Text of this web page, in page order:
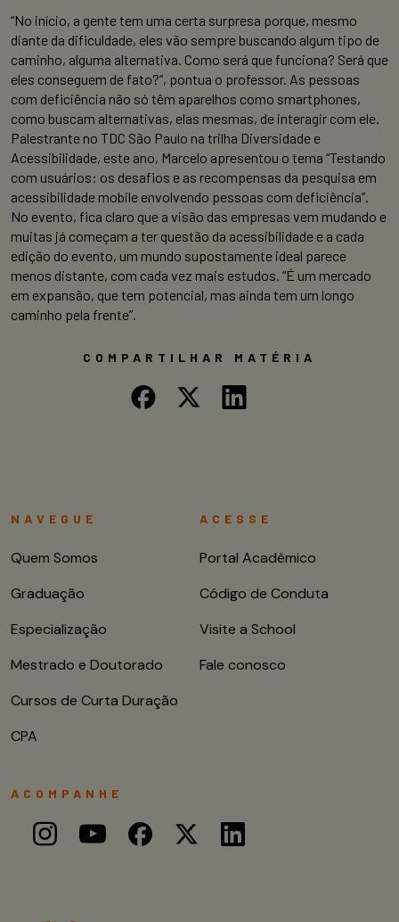
“No início, a gente tem uma certa surpresa porque, mesmo
diante da dificuldade, eles vão sempre buscando algum tipo de
caminho, alguma alternativa. Como será que funciona? Será que
eles conseguem de fato?”, pontua o professor. As pessoas
com deficiência não só têm aparelhos como smartphones,
como buscam alternativas, elas mesmas, de interagir com ele.
Palestrante no TDC São Paulo na trilha Diversidade e
Acessibilidade, este ano, Marcelo apresentou o tema “Testando
com usuários: os desafios e as recompensas da pesquisa em
acessibilidade mobile envolvendo pessoas com deficiência”.
No evento, fica claro que a visão das empresas vem mudando e
muitas já começam a ter questão da acessibilidade e a cada
edição do evento, um mundo supostamente ideal parece
menos distante, com cada vez mais estudos. “É um mercado
em expansão, que tem potencial, mas ainda tem um longo
caminho pela frente”.
COMPARTILHAR MATÉRIA
NAVEGUE
Quem Somos
Graduação
Especialização
Mestrado e Doutorado
Cursos de Curta Duração
CPA
ACESSE
Portal Acadêmico
Código de Conduta
Visite a School
Fale conosco
ACOMPANHE